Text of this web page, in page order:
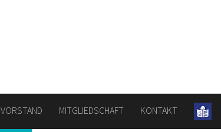
VORSTAND MITGLIEDSCHAFT KONTAKT